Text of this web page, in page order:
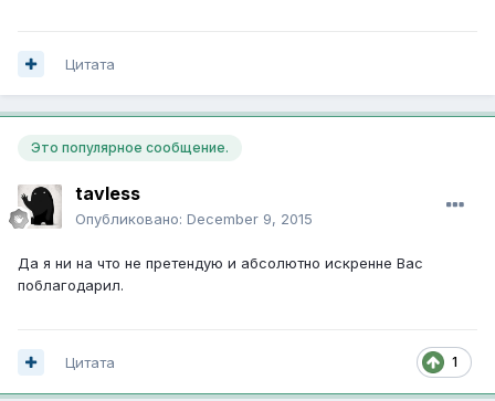
Цитата
Это популярное сообщение.
tavless
Опубликовано: December 9, 2015
Да я ни на что не претендую и абсолютно искренне Вас
поблагодарил.
1
Цитата